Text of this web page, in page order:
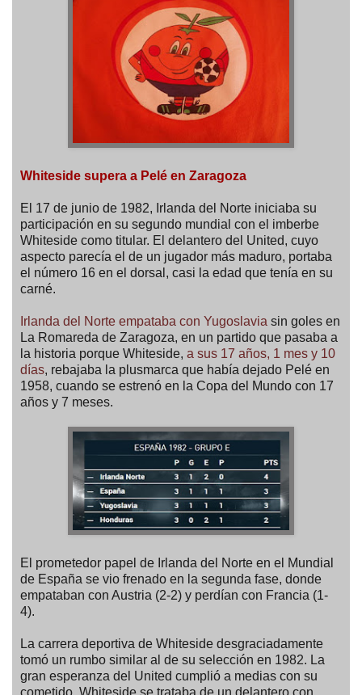
Whiteside supera a Pelé en Zaragoza
El 17 de junio de 1982, Irlanda del Norte iniciaba su
participación en su segundo mundial con el imberbe
Whiteside como titular. El delantero del United, cuyo
aspecto parecía el de un jugador más maduro, portaba
el número 16 en el dorsal, casi la edad que tenía en su
carné.
Irlanda del Norte empataba con Yugoslavia sin goles en
La Romareda de Zaragoza, en un partido que pasaba a
la historia porque Whiteside, a sus 17 años, 1 mes y 10
días, rebajaba la plusmarca que había dejado Pelé en
1958, cuando se estrenó en la Copa del Mundo con 17
años y 7 meses.
El prometedor papel de Irlanda del Norte en el Mundial
de España se vio frenado en la segunda fase, donde
empataban con Austria (2-2) y perdían con Francia (1-
4).
La carrera deportiva de Whiteside desgraciadamente
tomó un rumbo similar al de su selección en 1982. La
gran esperanza del United cumplió a medias con su